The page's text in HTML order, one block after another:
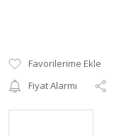
Fiyat Alarmı